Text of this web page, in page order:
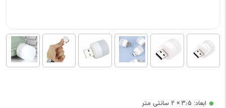
ابعاد: 3٫5 × 2 سانتی متر